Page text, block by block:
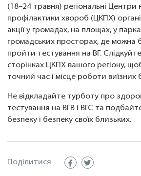
(18–24 травня) регіональні
профілактики хвороб (ЦКПХ)
акції у громадах, на площах, у
громадських просторах, де можна
пройти тестування на ВГ.
сторінках ЦКПХ вашого регіону,
точний час і місце роботи виїзних
Не відкладайте турботу про
тестування на ВГВ і ВГС та
безпеку і безпеку своїх близьких.
Поділитися